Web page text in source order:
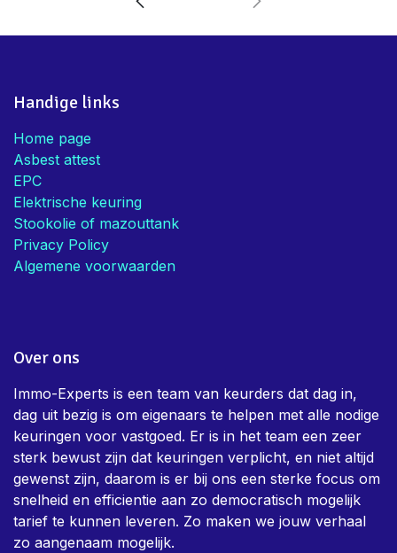
Handige links
Home page
Asbest attest
EPC
Elektrische keuring
Stookolie of mazouttank
Privacy Policy
Algemene voorwaarden
Over ons
Immo-Experts is een team van keurders dat dag in,
dag uit bezig is om eigenaars te helpen met alle nodige
keuringen voor vastgoed. Er is in het team een zeer
sterk bewust zijn dat keuringen verplicht, en niet altijd
gewenst zijn, daarom is er bij ons een sterke focus om
snelheid en efficientie aan zo democratisch mogelijk
tarief te kunnen leveren. Zo maken we jouw verhaal
zo aangenaam mogelijk.